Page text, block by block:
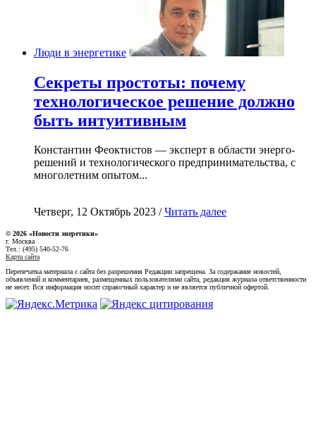
Люди в энергетике
Секреты простоты: почему
технологическое решение должно
быть интуитивным
Константин Феоктистов — эксперт в области энерго-
решений и технологического предпринимательства, с
многолетним опытом...
Четверг, 12 Октябрь 2023 /Читать далее
© 2026 «Новости энеретики»
г. Москва
Тел.: (495) 540-52-76
Карта сайта
Перепечатка материала с сайта без разрешения Редакции запрещена. За содержание новостей,
объявлений и комментариев, размещенных пользователями сайта, редакция журнала ответственности
не несет. Вся информация носит справочный характер и не является публичной офертой.